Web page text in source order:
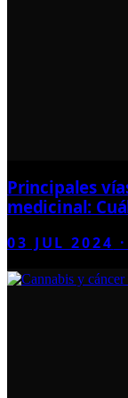
Principales
medicinal:
03 JUL 2024